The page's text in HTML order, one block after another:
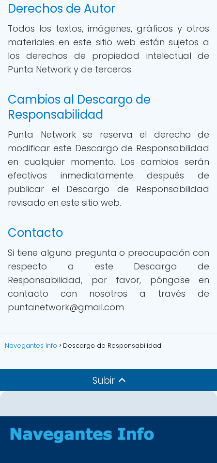
Derechos de Autor
Todos los textos, imágenes, gráficos y otros
materiales en este sitio web están sujetos a
los derechos de propiedad intelectual de
Punta Network y de terceros.
Cambios al Descargo de
Responsabilidad
Punta Network se reserva el derecho de
modificar este Descargo de Responsabilidad
en cualquier momento. Los cambios serán
efectivos inmediatamente después de
publicar el Descargo de Responsabilidad
revisado en este sitio web.
Contacto
Si tiene alguna pregunta o preocupación con
respecto a este Descargo de
Responsabilidad, por favor, póngase en
contacto con nosotros a través de
puntanetwork@gmail.com
Navegantes Info Descargo de Responsabilidad
Subir